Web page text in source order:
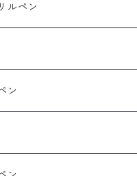
ルペン
ン